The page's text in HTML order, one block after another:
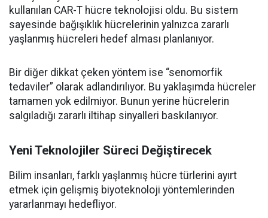
kullanılan CAR-T hücre teknolojisi oldu. Bu sistem
sayesinde bağışıklık hücrelerinin yalnızca zararlı
yaşlanmış hücreleri hedef alması planlanıyor.
Bir diğer dikkat çeken yöntem ise “senomorfik
tedaviler” olarak adlandırılıyor. Bu yaklaşımda hücreler
tamamen yok edilmiyor. Bunun yerine hücrelerin
salgıladığı zararlı iltihap sinyalleri baskılanıyor.
Yeni Teknolojiler Süreci Değiştirecek
Bilim insanları, farklı yaşlanmış hücre türlerini ayırt
etmek için gelişmiş biyoteknoloji yöntemlerinden
yararlanmayı hedefliyor.